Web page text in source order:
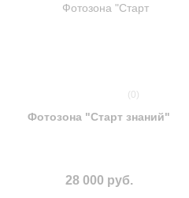
(0)
Фотозона "Старт знаний"
28 000 руб.